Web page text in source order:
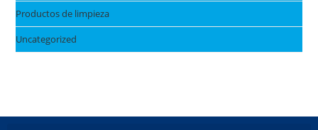
Productos de limpieza
Uncategorized